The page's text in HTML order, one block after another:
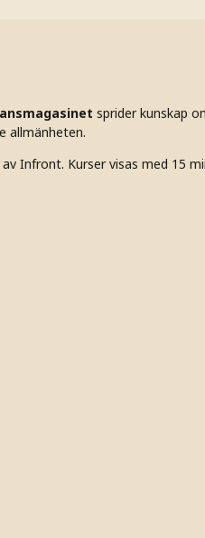
sprider kunskap
allmänheten.
Infront. Kurser visas med 15